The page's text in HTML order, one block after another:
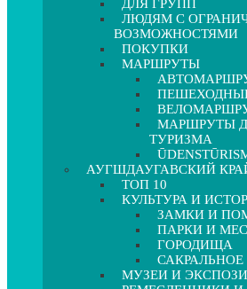
ДЛЯ ГРУПП
ЛЮДЯМ С
ВОЗМОЖНОСТЯМИ
ПОКУПКИ
МАРШРУТЫ
МАРШРУТЫ
ТУРИЗМА
АУГШДАУГАВСКИЙ
ТОП 10
КУЛЬТУРА И
ЗАМКИ И
ПАРКИ И
ГОРОДИЩА
МУЗЕИ И